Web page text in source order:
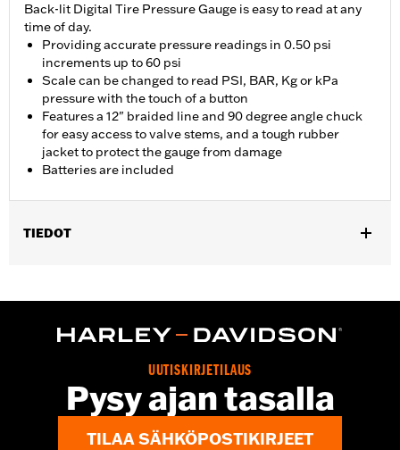
Back-lit Digital Tire Pressure Gauge is easy to read at any
time of day.
Providing accurate pressure readings in 0.50 psi
increments up to 60 psi
Scale can be changed to read PSI, BAR, Kg or kPa
pressure with the touch of a button
Features a 12" braided line and 90 degree angle chuck
for easy access to valve stems, and a tough rubber
jacket to protect the gauge from damage
Batteries are included
TIEDOT
In the Box: Gauge only
for full details
UUTISKIRJETILAUS
Pysy ajan tasalla
TILAA SÄHKÖPOSTIKIRJEET